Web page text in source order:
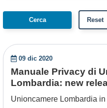
09 dic 2020
Manuale Privacy di
Lombardia: new
Unioncamere Lombardia